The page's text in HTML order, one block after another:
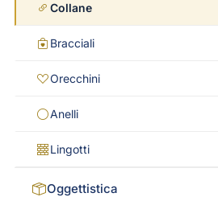
Collane
Bracciali
Orecchini
Anelli
Lingotti
Oggettistica